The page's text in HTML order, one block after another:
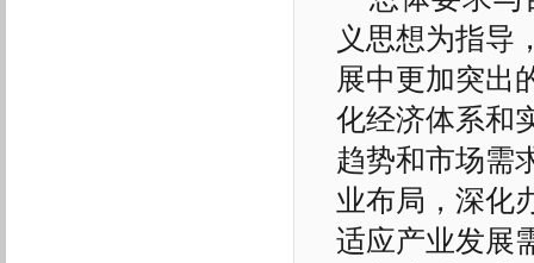
义思想为指导
展中更加突出
化经济体系和
趋势和市场需
业布局，深化
适应产业发展